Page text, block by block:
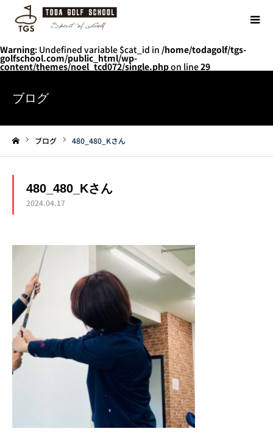
Warning: Undefined variable $cat_id in /home/todagolf/tgs-
golfschool.com/public_html/wp-
content/themes/noel_tcd072/single.phpon line29
ブログ
ブログ 480_480_Kさん
480_480_Kさん
2024.04.17